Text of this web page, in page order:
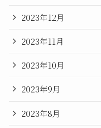
2023年12月
2023年11月
2023年10月
2023年9月
2023年8月